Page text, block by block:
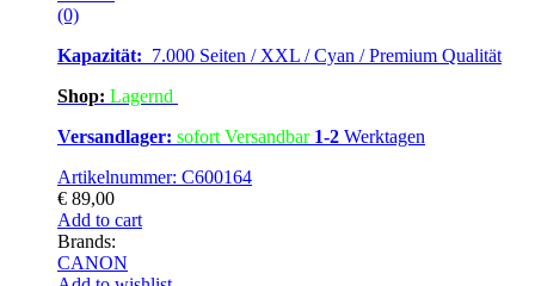
(0)
Kapazität: 7.000 Seiten / XXL / Cyan / Premium Qualität
Shop: Lagernd
Versandlager: sofort Versandbar 1-2 Werktagen
Artikelnummer: C600164
€ 89,00
Add to cart
Brands:
CANON